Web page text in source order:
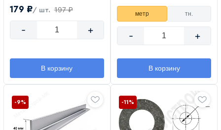
179 ₽/ шт. 197 ₽
- +
В корзину
метр тн.
- +
В корзину
-9% -11%